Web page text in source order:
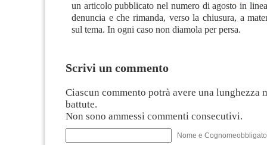
un articolo pubblicato nel numero di agosto in
denuncia e che rimanda, verso la chiusura, a
sul tema. In ogni caso non diamola per persa.
Scrivi un commento
Ciascun commento potrà avere una lunghezza
battute.
Non sono ammessi commenti consecutivi.
Nome e